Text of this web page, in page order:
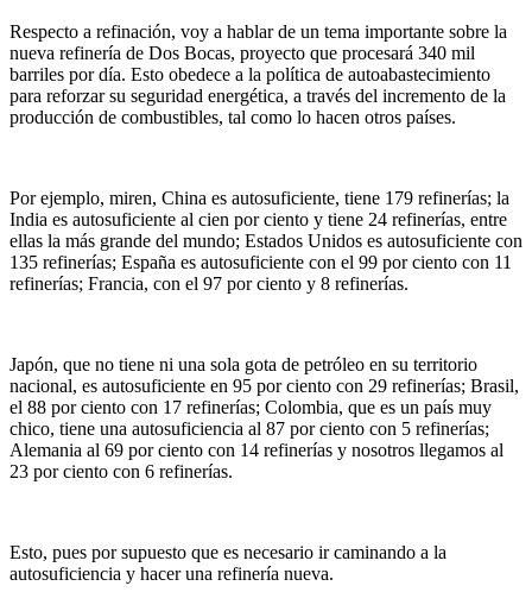
Respecto a refinación, voy a hablar de un tema importante sobre la
nueva refinería de Dos Bocas, proyecto que procesará 340 mil
barriles por día. Esto obedece a la política de autoabastecimiento
para reforzar su seguridad energética, a través del incremento de la
producción de combustibles, tal como lo hacen otros países.
Por ejemplo, miren, China es autosuficiente, tiene 179 refinerías; la
India es autosuficiente al cien por ciento y tiene 24 refinerías, entre
ellas la más grande del mundo; Estados Unidos es autosuficiente con
135 refinerías; España es autosuficiente con el 99 por ciento con 11
refinerías; Francia, con el 97 por ciento y 8 refinerías.
Japón, que no tiene ni una sola gota de petróleo en su territorio
nacional, es autosuficiente en 95 por ciento con 29 refinerías; Brasil,
el 88 por ciento con 17 refinerías; Colombia, que es un país muy
chico, tiene una autosuficiencia al 87 por ciento con 5 refinerías;
Alemania al 69 por ciento con 14 refinerías y nosotros llegamos al
23 por ciento con 6 refinerías.
Esto, pues por supuesto que es necesario ir caminando a la
autosuficiencia y hacer una refinería nueva.